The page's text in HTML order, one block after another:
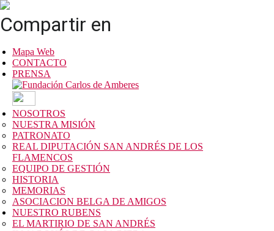
Compartir en
Mapa Web
CONTACTO
PRENSA
NOSOTROS
NUESTRA MISIÓN
PATRONATO
REAL DIPUTACIÓN SAN ANDRÉS DE LOS
FLAMENCOS
EQUIPO DE GESTIÓN
HISTORIA
MEMORIAS
ASOCIACION BELGA DE AMIGOS
NUESTRO RUBENS
EL MARTIRIO DE SAN ANDRÉS